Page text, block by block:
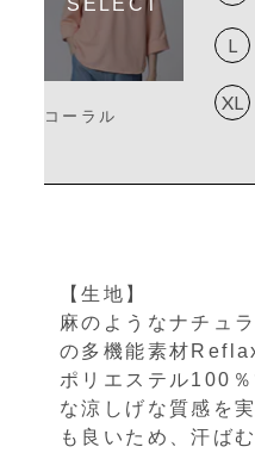
L
XL
コーラル
【生地】
麻のようなナチュ
の多機能素材
ポリエステル100
な涼しげな質感を
も良いため、汗ば